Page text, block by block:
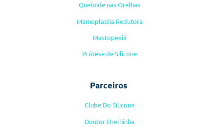
Queloide nas Orelhas
Mamoplastia Redutora
Mastopexia
Prótese de Silicone
Parceiros
Clube Do Silicone
Doutor Orelhinha